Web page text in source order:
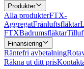
Produkter
Alla produkterFTX-
AggregatFrånluftsfläktar
FTXBadrumsfläktar
Finansiering
Räntefri avbetalning
Räkna ut ditt pris